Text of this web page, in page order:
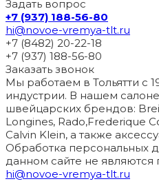
Задать вопрос
+7 (937) 188-56-80
hi@novoe-vremya-tlt.ru
+7 (8482) 20-22-18
+7 (937) 188-56-80
Заказать звонок
Мы работаем в Тольятти с
индустрии. В нашем
швейцарских брендов:
Longines, Rado,Frederique
Calvin Klein, а также
Обработка персональных
данном сайте не являются
hi@novoe-vremya-tlt.ru